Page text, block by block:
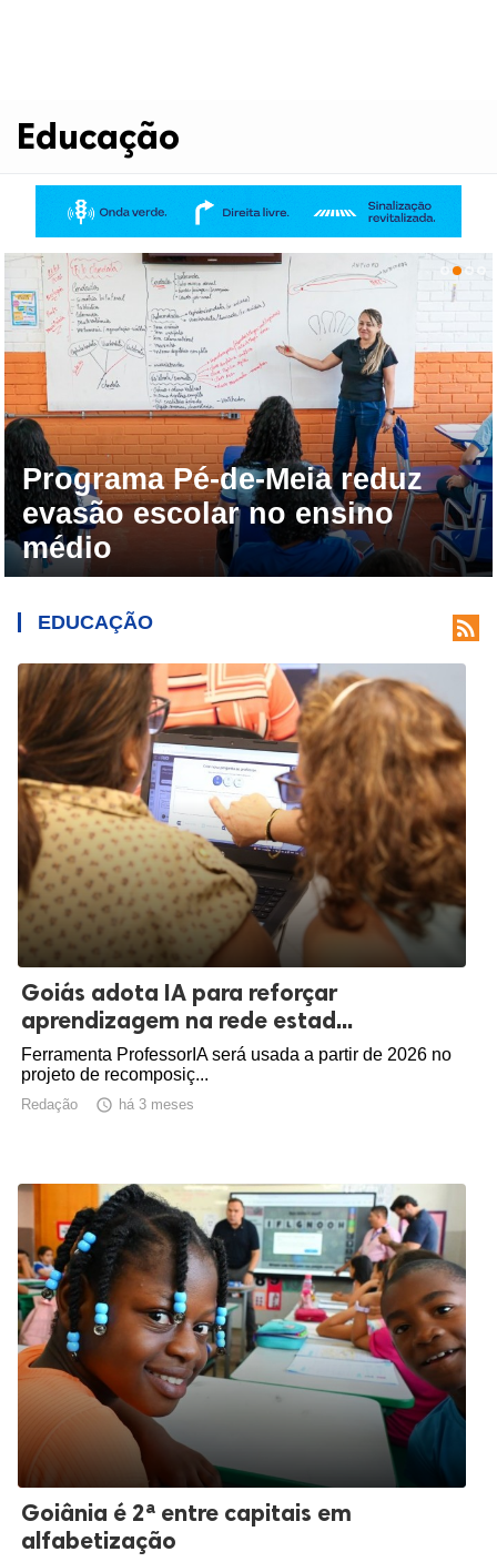
Educação
Programa Pé-de-Meia reduz
evasão escolar no ensino
médio
EDUCAÇÃO 
Goiás adota IA para reforçar
aprendizagem na rede estad...
Ferramenta ProfessorIA será usada a partir de 2026 no
projeto de recomposiç...
Redação  há 3 meses
Goiânia é 2ª entre capitais em
alfabetização